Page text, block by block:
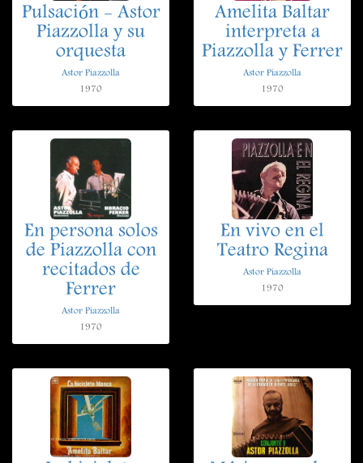
Pulsación - Astor
Piazzolla y su
orquesta
Astor Piazzolla
1970
Amelita Baltar
interpreta a
Piazzolla y Ferrer
Astor Piazzolla
1970
En persona solos
de Piazzolla con
recitados de
Ferrer
Astor Piazzolla
1970
En vivo en el
Teatro Regina
Astor Piazzolla
1970